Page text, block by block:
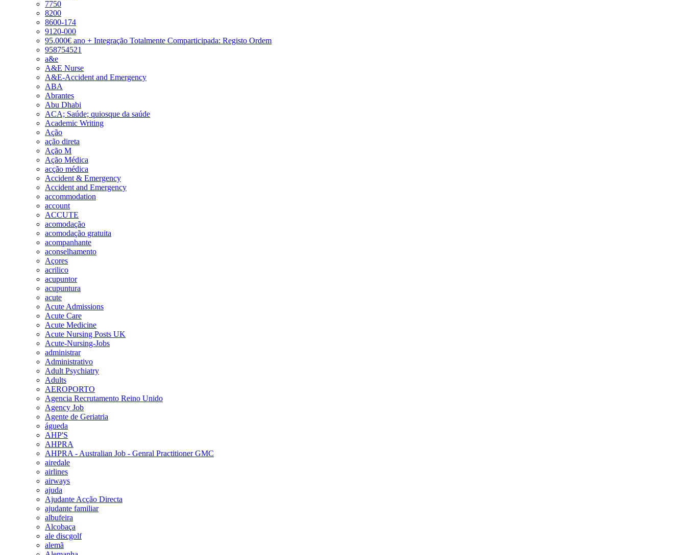
7750
8200
8600-174
9120-000
95.000€ ano + Integração Totalmente Comparticipada: Registo Ordem
958754521
a&e
A&E Nurse
A&E-Accident and Emergency
ABA
Abrantes
Abu Dhabi
ACA; Saúde; quiosque da saúde
Academic Writing
Ação
ação direta
Ação M
Ação Médica
acção médica
Accident & Emergency
Accident and Emergency
accommodation
account
ACCUTE
acomodação
acomodação gratuita
acompanhante
aconselhamento
Açores
acrilico
acupuntor
acupuntura
acute
Acute Admissions
Acute Care
Acute Medicine
Acute Nursing Posts UK
Acute-Nursing-Jobs
administrar
Administrativo
Adult Psychiatry
Adults
AEROPORTO
Agencia Recrutamento Reino Unido
Agency Job
Agente de Geriatria
águeda
AHP'S
AHPRA
AHPRA - Australian Job - Genral Practitioner GMC
airedale
airlines
airways
ajuda
Ajudante Acção Directa
ajudante familiar
albufeira
Alcobaça
ale discgolf
alemã